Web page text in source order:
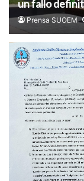
un fallo
laboral
Prensa SUOEM